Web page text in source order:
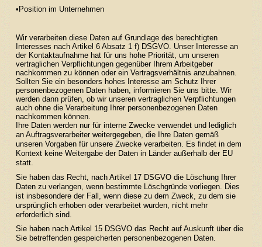
•Position im Unternehmen
Wir verarbeiten diese Daten auf Grundlage des berechtigten
Interesses nach Artikel 6 Absatz 1 f) DSGVO. Unser Interesse an
der Kontaktaufnahme hat für uns hohe Priorität, um unseren
vertraglichen Verpflichtungen gegenüber Ihrem Arbeitgeber
nachkommen zu können oder ein Vertragsverhältnis anzubahnen.
Sollten Sie ein besonders hohes Interesse am Schutz Ihrer
personenbezogenen Daten haben, informieren Sie uns bitte. Wir
werden dann prüfen, ob wir unseren vertraglichen Verpflichtungen
auch ohne die Verarbeitung Ihrer personenbezogenen Daten
nachkommen können.
Ihre Daten werden nur für interne Zwecke verwendet und lediglich
an Auftragsverarbeiter weitergegeben, die Ihre Daten gemäß
unseren Vorgaben für unsere Zwecke verarbeiten. Es findet in dem
Kontext keine Weitergabe der Daten in Länder außerhalb der EU
statt.
Sie haben das Recht, nach Artikel 17 DSGVO die Löschung Ihrer
Daten zu verlangen, wenn bestimmte Löschgründe vorliegen. Dies
ist insbesondere der Fall, wenn diese zu dem Zweck, zu dem sie
ursprünglich erhoben oder verarbeitet wurden, nicht mehr
erforderlich sind.
Sie haben nach Artikel 15 DSGVO das Recht auf Auskunft über die
Sie betreffenden gespeicherten personenbezogenen Daten.